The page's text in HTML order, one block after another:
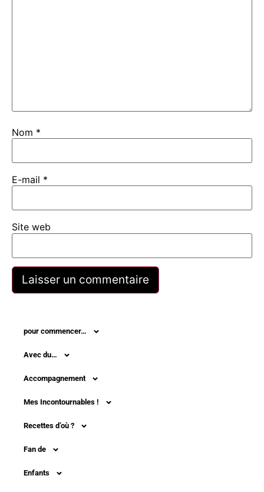
Nom *
E-mail *
Site web
pour commencer…
Avec du…
Accompagnement
Mes Incontournables !
Recettes d’où ?
Fan de
Enfants